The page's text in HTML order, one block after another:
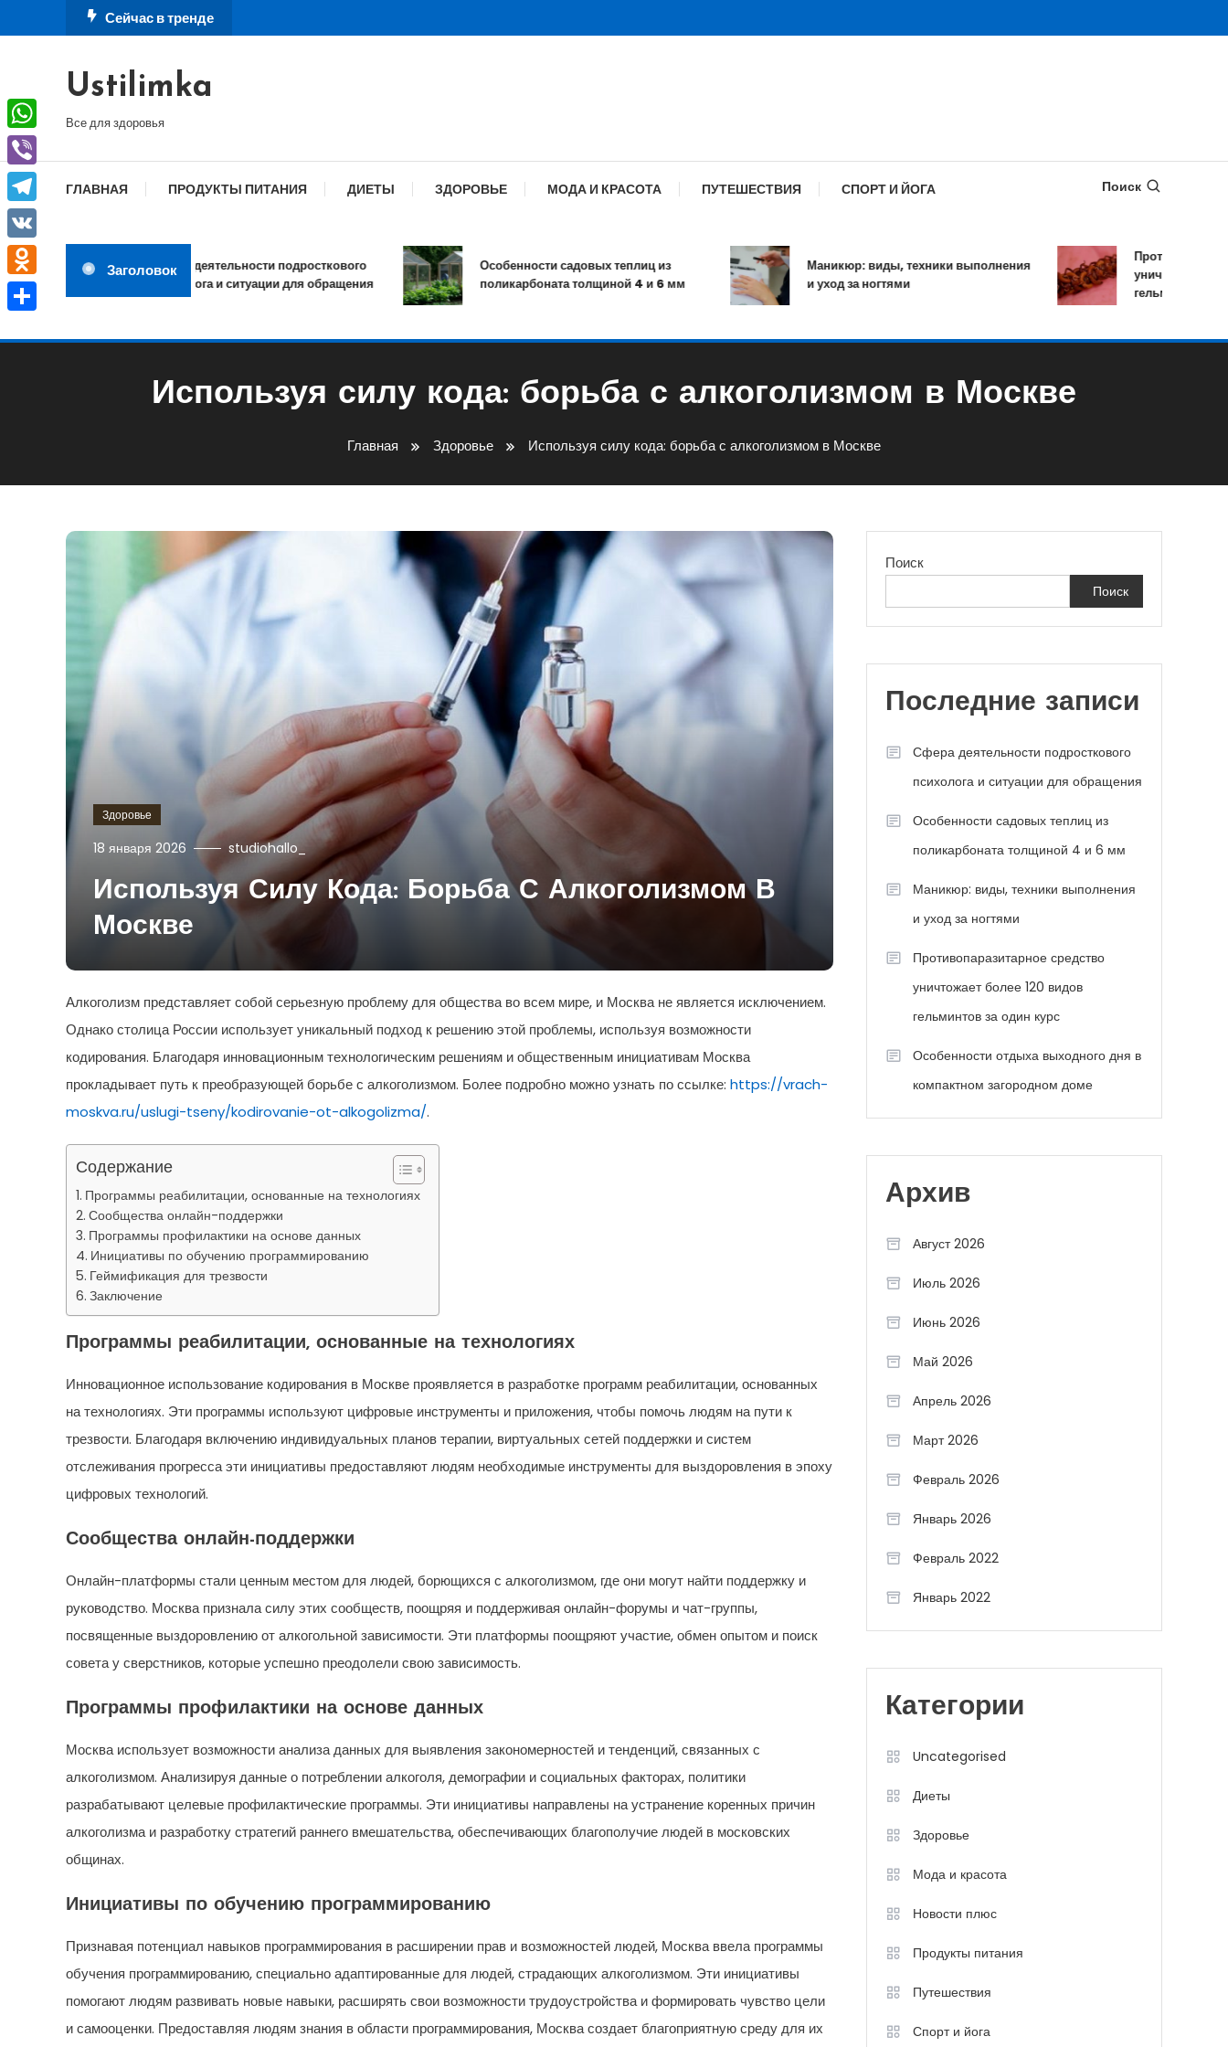
к
Сейчас в тренде
Ustilimka
Все для здоровья
ГЛАВНАЯ ПРОДУКТЫ ПИТАНИЯ ДИЕТЫ ЗДОРОВЬЕ МОДА И КРАСОТА ПУТЕШЕСТВИЯ СПОРТ И ЙОГА Поиск
Заголовок
Сфера деятельности подросткового
психолога и ситуации для обращения
Особенности садовых теплиц из
поликарбоната толщиной 4 и 6 мм
Маникюр: виды, техники выполнения
и уход за ногтями
уничтожает более
гельминтов за
Используя силу кода: борьба с алкоголизмом в Москве
Главная Здоровье Используя силу кода: борьба с алкоголизмом в Москве
Здоровье
18 января 2026 studiohallo_
Используя Силу Кода: Борьба С Алкоголизмом В
Москве
Алкоголизм представляет собой серьезную проблему для общества во всем мире, и Москва не является исключением.
Однако столица России использует уникальный подход к решению этой проблемы, используя возможности
кодирования. Благодаря инновационным технологическим решениям и общественным инициативам Москва
прокладывает путь к преобразующей борьбе с алкоголизмом. Более подробно можно узнать по ссылке: https://vrach-
moskva.ru/uslugi-tseny/kodirovanie-ot-alkogolizma/.
Содержание
Программы реабилитации, основанные на технологиях
Сообщества онлайн-поддержки
Программы профилактики на основе данных
Инициативы по обучению программированию
Геймификация для трезвости
Заключение
Программы реабилитации, основанные на технологиях
Инновационное использование кодирования в Москве проявляется в разработке программ реабилитации, основанных
на технологиях. Эти программы используют цифровые инструменты и приложения, чтобы помочь людям на пути к
трезвости. Благодаря включению индивидуальных планов терапии, виртуальных сетей поддержки и систем
отслеживания прогресса эти инициативы предоставляют людям необходимые инструменты для выздоровления в эпоху
цифровых технологий.
Сообщества онлайн-поддержки
Онлайн-платформы стали ценным местом для людей, борющихся с алкоголизмом, где они могут найти поддержку и
руководство. Москва признала силу этих сообществ, поощряя и поддерживая онлайн-форумы и чат-группы,
посвященные выздоровлению от алкогольной зависимости. Эти платформы поощряют участие, обмен опытом и поиск
совета у сверстников, которые успешно преодолели свою зависимость.
Программы профилактики на основе данных
Москва использует возможности анализа данных для выявления закономерностей и тенденций, связанных с
алкоголизмом. Анализируя данные о потреблении алкоголя, демографии и социальных факторах, политики
разрабатывают целевые профилактические программы. Эти инициативы направлены на устранение коренных причин
алкоголизма и разработку стратегий раннего вмешательства, обеспечивающих благополучие людей в московских
общинах.
Инициативы по обучению программированию
Признавая потенциал навыков программирования в расширении прав и возможностей людей, Москва ввела программы
обучения программированию, специально адаптированные для людей, страдающих алкоголизмом. Эти инициативы
помогают людям развивать новые навыки, расширять свои возможности трудоустройства и формировать чувство цели
и самооценки. Предоставляя людям знания в области программирования, Москва создает благоприятную среду для их
Поиск
Поиск
Последние записи
Сфера деятельности подросткового
психолога и ситуации для обращения
Особенности садовых теплиц из
поликарбоната толщиной 4 и 6 мм
Маникюр: виды, техники выполнения
и уход за ногтями
Противопаразитарное средство
уничтожает более 120 видов
гельминтов за один курс
Особенности отдыха выходного дня в
компактном загородном доме
Архив
Август 2026
Июль 2026
Июнь 2026
Май 2026
Апрель 2026
Март 2026
Февраль 2026
Январь 2026
Февраль 2022
Январь 2022
Категории
Uncategorised
Диеты
Здоровье
Мода и красота
Новости плюс
Продукты питания
Путешествия
Спорт и йога
WhatsApp
Viber
Telegram
VK
Odnoklassniki